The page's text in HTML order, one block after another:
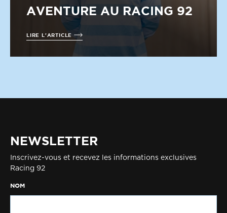
AVENTURE AU RACING 92
LIRE L'ARTICLE
NEWSLETTER
Inscrivez-vous et recevez les informations exclusives
Racing 92
NOM